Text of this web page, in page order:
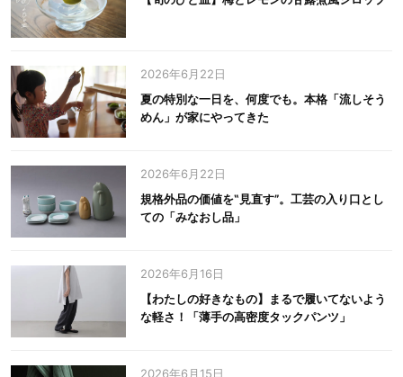
2026年6月22日
夏の特別な一日を、何度でも。本格「流しそう
めん」が家にやってきた
2026年6月22日
規格外品の価値を‟見直す”。工芸の入り口とし
ての「みなおし品」
2026年6月16日
【わたしの好きなもの】まるで履いてないよう
な軽さ！「薄手の高密度タックパンツ」
2026年6月15日